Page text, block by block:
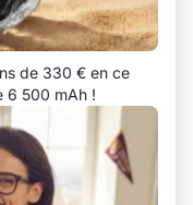
de 330 € en ce
6 500 mAh !